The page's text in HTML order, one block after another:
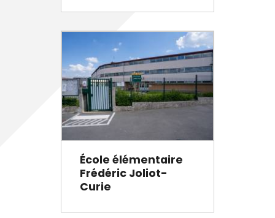
École élémentaire
Frédéric Joliot-
Curie